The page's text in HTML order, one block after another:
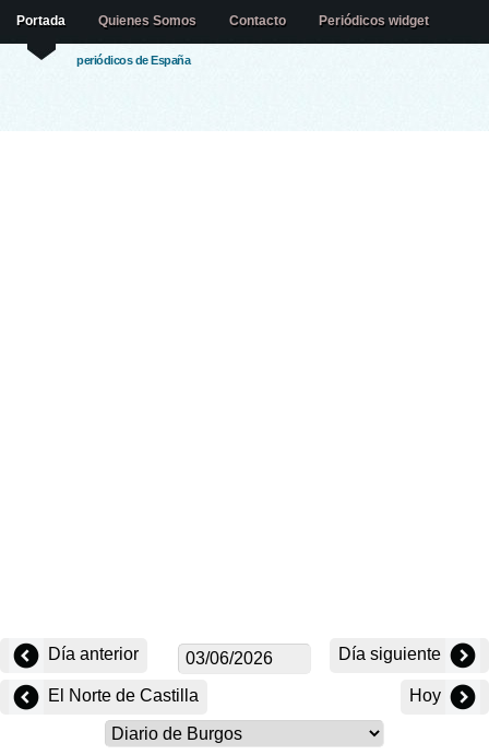
periódicos de España
Portada Quienes Somos Contacto Periódicos widget
Día anterior Día siguiente
El Norte de Castilla Hoy